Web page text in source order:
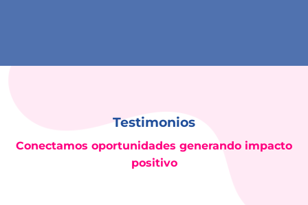
Testimonios
Conectamos oportunidades generando impacto
positivo